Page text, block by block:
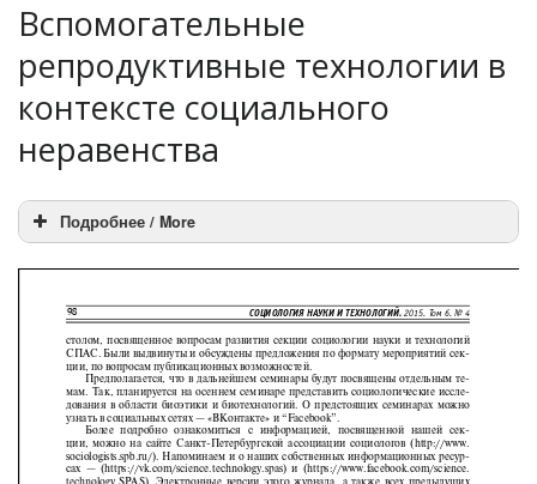
Вспомогательные
репродуктивные технологии в
контексте социального
неравенства
Подробнее / More